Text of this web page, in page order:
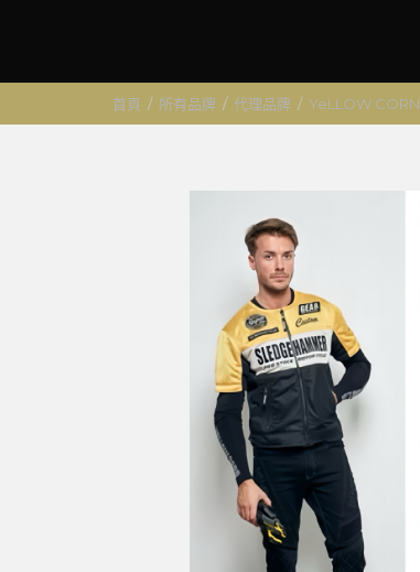
首頁 / 所有品牌 / 代理品牌 / YeLLOW CORN